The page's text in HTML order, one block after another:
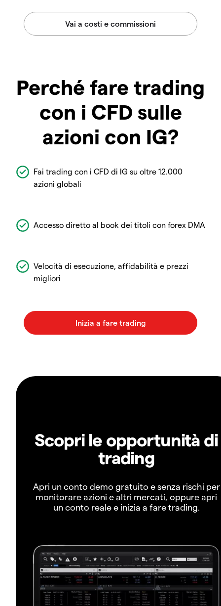
Perché fare trading
con i CFD sulle
azioni con IG?
Fai trading con i CFD di IG su oltre 12.000
azioni globali
Accesso diretto al book dei titoli con forex DMA
Velocità di esecuzione, affidabilità e prezzi
migliori
Scopri le opportunità di
trading
Apri un conto demo gratuito e senza rischi per
monitorare azioni e altri mercati, oppure apri
un conto reale e inizia a fare trading.